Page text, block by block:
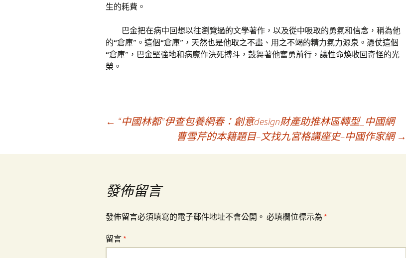
生的耗費。
巴金把在病中回想以往瀏覽過的文學著作，以及從中吸取的勇氣和信念，稱為他
的“倉庫”。這個“倉庫”，天然也是他取之不盡、用之不竭的精力氣力源泉。憑仗這個
“倉庫”，巴金堅強地和病魔作決死搏斗，鼓舞著他奮勇前行，讓性命煥收回奇怪的光
榮。
章
← “中國林都”伊查包養網春：創意design財產助推林區轉型_中國網
曹雪芹的本籍題目–文找九宮格講座史–中國作家網 →
發佈留言
發佈留言必須填寫的電子郵件地址不會公開。 必填欄位標示為 *
留言 *